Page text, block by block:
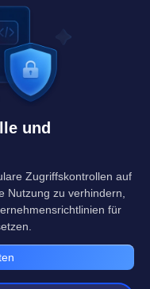
und
Zugriffskontrollen auf
Nutzung zu verhindern,
für